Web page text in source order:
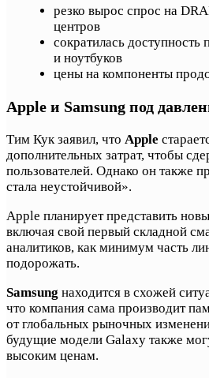
резко вырос спрос на
центров
сократилась
и ноутбуков
цены на компоненты
Apple и Samsung под
Тим Кук заявил, что Apple
дополнительных затрат, чтобы
пользователей. Однако он также
стала неустойчивой».
Apple планирует представить
включая свой первый складной
аналитиков, как минимум часть
подорожать.
Samsung находится в схожей
что компания сама производит
от глобальных рыночных
будущие модели Galaxy также
высоким ценам.